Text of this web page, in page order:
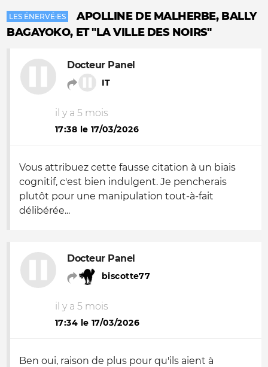
LES ÉNERVÉ·ES
APOLLINE DE MALHERBE, BALLY
BAGAYOKO, ET "LA VILLE DES NOIRS"
Docteur Panel
IT
il y a 5 mois
17:38 le 17/03/2026
Vous attribuez cette fausse citation à un biais
cognitif, c'est bien indulgent. Je pencherais
plutôt pour une manipulation tout-à-fait
délibérée...
Docteur Panel
biscotte77
il y a 5 mois
17:34 le 17/03/2026
Ben oui, raison de plus pour qu'ils aient à